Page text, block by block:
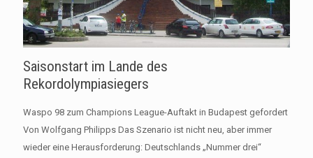
Saisonstart im Lande des
Rekordolympiasiegers
Waspo 98 zum Champions League-Auftakt in Budapest gefordert
Von Wolfgang Philipps Das Szenario ist nicht neu, aber immer
wieder eine Herausforderung: Deutschlands „Nummer drei“